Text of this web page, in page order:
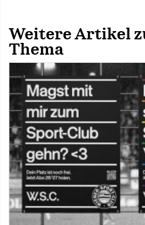
Weitere Artikel
Thema